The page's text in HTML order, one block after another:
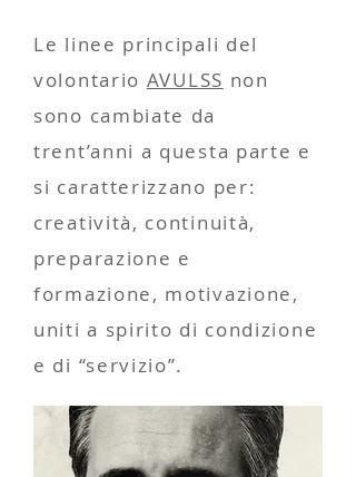
Le linee principali del
volontario AVULSS non
sono cambiate da
trent’anni a questa parte e
si caratterizzano per:
creatività, continuità,
preparazione e
formazione, motivazione,
uniti a spirito di condizione
e di “servizio”.